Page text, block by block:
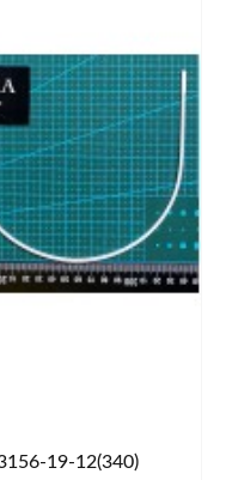
19-12(340)